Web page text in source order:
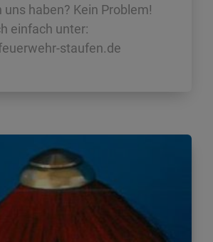
uns haben? Kein Problem!
einfach unter:
staufen.de